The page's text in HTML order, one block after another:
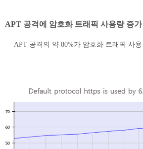
APT 공격에 암호화 트래픽 사용량 증가
APT 공격의 약 80%가 암호화 트래픽 사용